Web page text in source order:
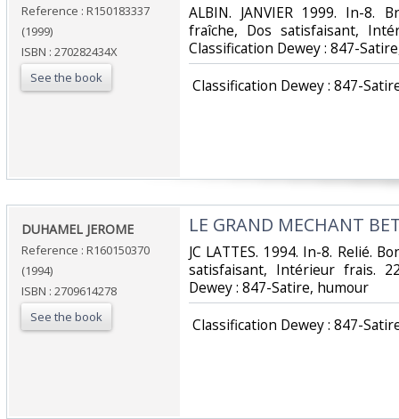
Reference : R150183337
(1999)
ISBN : 270282434X
See the book
‎ALBIN. JANVIER 1999. In-8.
fraîche, Dos satisfaisant,
Classification Dewey : 847-
Classification Dewey : 847-
‎DUHAMEL JEROME‎
Reference : R160150370
(1994)
ISBN : 2709614278
See the book
‎LE GRAND MECHANT
‎JC LATTES. 1994. In-8. Relié.
satisfaisant, Intérieur frais.
Dewey : 847-Satire, humour‎
Classification Dewey : 847-